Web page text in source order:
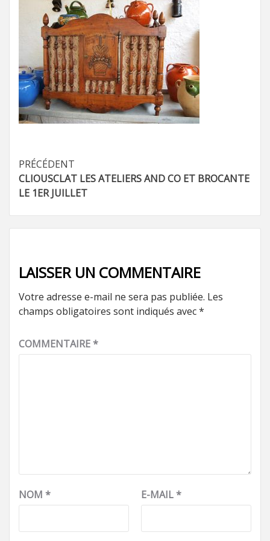
Navigation
d’article
PRÉCÉDENT
CLIOUSCLAT LES ATELIERS AND CO ET BROCANTE
LE 1ER JUILLET
LAISSER UN COMMENTAIRE
Votre adresse e-mail ne sera pas publiée. Les
champs obligatoires sont indiqués avec*
COMMENTAIRE*
NOM * E-MAIL*